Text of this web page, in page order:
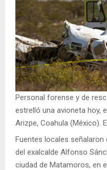
Personal forense y de
estrelló una avioneta hoy,
Arizpe, Coahula (México).
Fuentes locales
del exalcalde Alfonso
ciudad de Matamoros, en